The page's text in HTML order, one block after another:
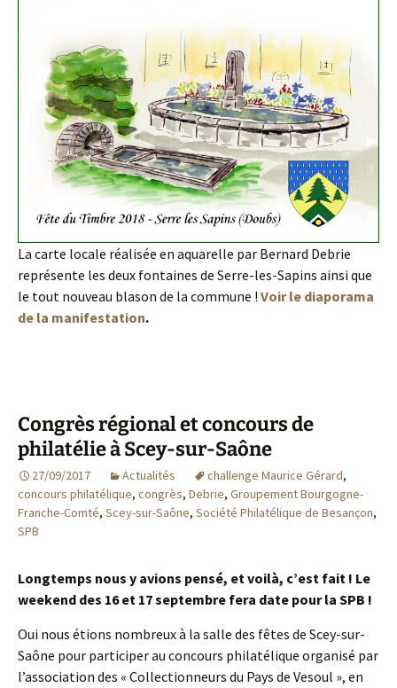
La carte locale réalisée en aquarelle par Bernard Debrie
représente les deux fontaines de Serre-les-Sapins ainsi que
le tout nouveau blason de la commune ! Voir le diaporama
de la manifestation.
Congrès régional et concours de
philatélie à Scey-sur-Saône
27/09/2017 Actualités challenge Maurice Gérard,
concours philatélique, congrès, Debrie, Groupement Bourgogne-
Franche-Comté, Scey-sur-Saône, Société Philatélique de Besançon,
SPB
Longtemps nous y avions pensé, et voilà, c’est fait ! Le
weekend des 16 et 17 septembre fera date pour la SPB !
Oui nous étions nombreux à la salle des fêtes de Scey-sur-
Saône pour participer au concours philatélique organisé par
l’association des « Collectionneurs du Pays de Vesoul », en